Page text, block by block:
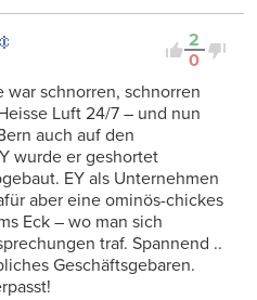
2
0
schnorren, schnorren
Luft 24/7 – und nun
auch auf den
wurde er geshortet
EY als Unternehmen
aber eine ominös-chickes
Eck – wo man sich
traf. Spannend ..
Geschäftsgebaren.